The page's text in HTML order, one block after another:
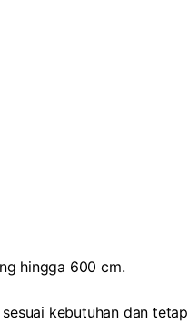
hingga 600 cm.
sesuai kebutuhan dan tetap